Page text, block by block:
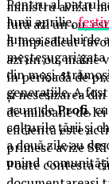
ministru avizat
fură azi un ou,
fi împiedicat
azi un ou, mâine
în perioadă de
și nesesizarea
de milioane de
eficientă este
primesc avize
Poate contesta
Pentru al
lunii aprilie,
lumea satului de
meșteșugari
din moși-
generațiile. A
acum deProfi,
colțurile țării și
a două zile au
unind